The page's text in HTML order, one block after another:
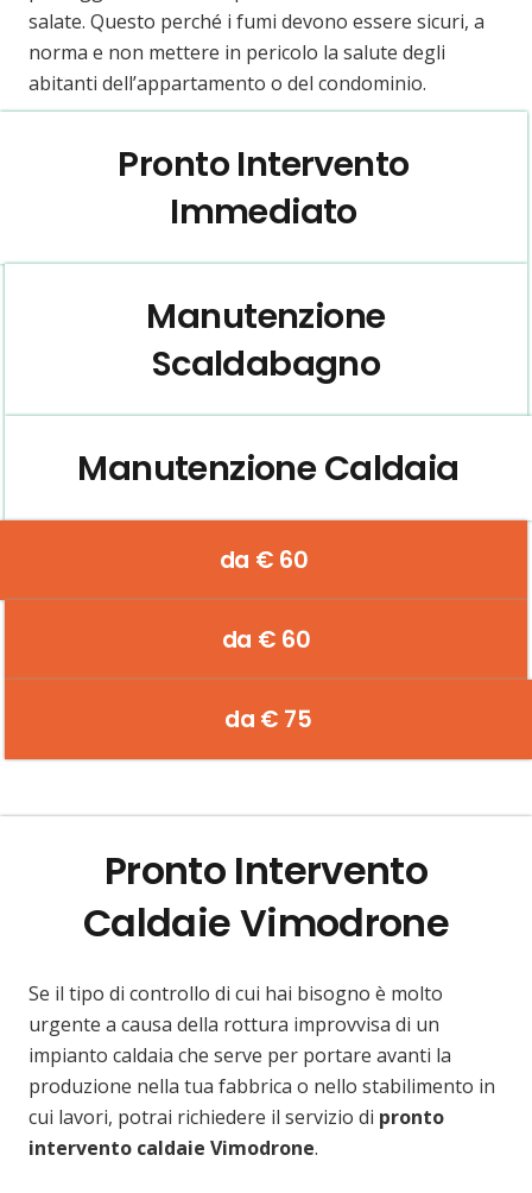
salate. Questo perché i fumi devono essere sicuri, a
norma e non mettere in pericolo la salute degli
abitanti dell’appartamento o del condominio.
Pronto Intervento
Immediato
Manutenzione
Scaldabagno
Manutenzione Caldaia
da € 60
da € 60
da € 75
Pronto Intervento
Caldaie Vimodrone
Se il tipo di controllo di cui hai bisogno è molto
urgente a causa della rottura improvvisa di un
impianto caldaia che serve per portare avanti la
produzione nella tua fabbrica o nello stabilimento in
cui lavori, potrai richiedere il servizio di pronto
intervento caldaie Vimodrone.